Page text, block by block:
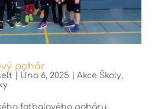
pohár
Úno 6, 2025 Akce Školy,
fotbalového poháru,